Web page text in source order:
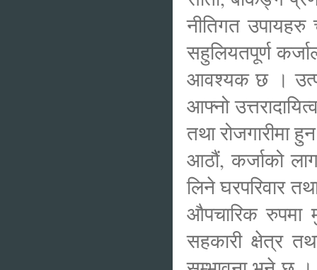
नीतिगत उपायहरु
सहुलियतपूर्ण
आवश्यक छ ।
आफ्नो
तथा रोजगारीमा
आठौं, कर्जाको
लिने घरपरिवार
औपचारिक रुपमा
सहकारी क्षेत्र